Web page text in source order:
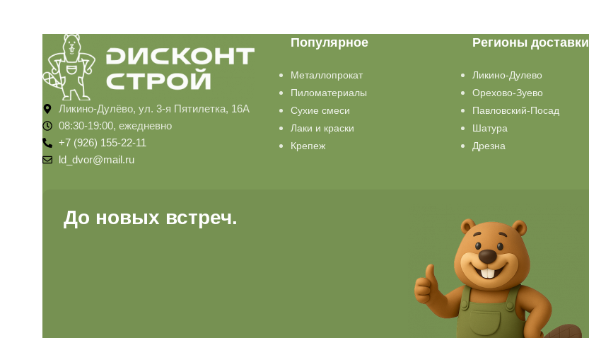
Ликино-Дулёво, ул. 3-я Пятилетка, 16А
08:30-19:00, ежедневно
+7 (926) 155-22-11
ld_dvor@mail.ru
Популярное
Металлопрокат
Пиломатериалы
Сухие смеси
Лаки и краски
Крепеж
Регионы доставки
Ликино-Дулево
Орехово-Зуево
Павловский-Посад
Шатура
Дрезна
До новых встреч.